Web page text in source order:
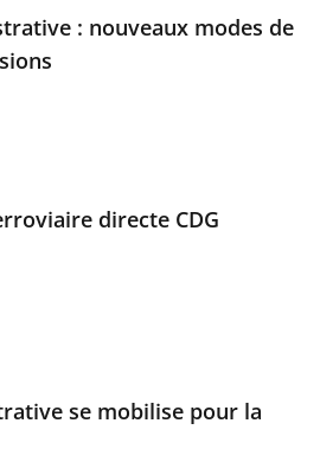
: nouveaux modes de
directe CDG
se mobilise pour la